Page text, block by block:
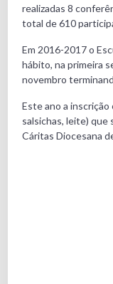
realizadas 8
total de 610
Em 2016-2017 o
hábito, na primeira
novembro
Este ano a
salsichas, leite) que
Cáritas Diocesana